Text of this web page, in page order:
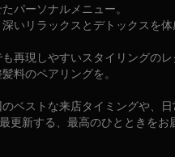
パーソナルメニュー。
いリラックスとデトックスを体
再現しやすいスタイリングのレ
料のペアリングを。
ベストな来店タイミングや、
更新する、最高のひとときをお